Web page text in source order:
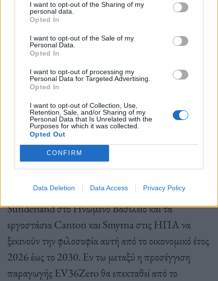
I want to opt-out of the Sharing of my
personal data.
Opted In
I want to opt-out of the Sale of my
Personal Data.
Opted In
I want to opt-out of processing my
Personal Data for Targeted Advertising.
Opted In
I want to opt-out of Collection, Use,
Retention, Sale, and/or Sharing of my
Personal Data that Is Unrelated with the
Purposes for which it was collected.
Opted Out
CONFIRM
Data Deletion Data Access Privacy Policy
ποικιλότητα διαφόρων εξαρτημάτων να μειωθεί
κατά 70% και ο χρόνος ανάπτυξης να μειωθεί κατά
τέσσερις μήνες. Με την υιοθέτηση του modular
manufacturing, η γραμμή παραγωγής οχημάτων
θα μειωθεί, μειώνοντας τον χρόνο παραγωγής ανά
όχημα κατά 20%.
Σύμφωνα με το σχέδιο Arc, περισσότερα
εργοστάσια στην Ιαπωνία και στο εξωτερικό θα
υιοθετήσουν τη φιλοσοφία Nissan Intelligent
Motor Kyushu στην Ιαπωνία, το εργοστάσιο του
Sunderland στο Ηνωμένο Βασίλειο και τα
εργοστάσια Canton και Smyrna στις ΗΠΑ να
ξεκινούν την φιλοσοφία αυτή από το οικονομικό έτος
2026 έως το 2030. Εν τω μεταξύ η προσέγγιση
παραγωγής EV36Zero θα επεκταθεί από το